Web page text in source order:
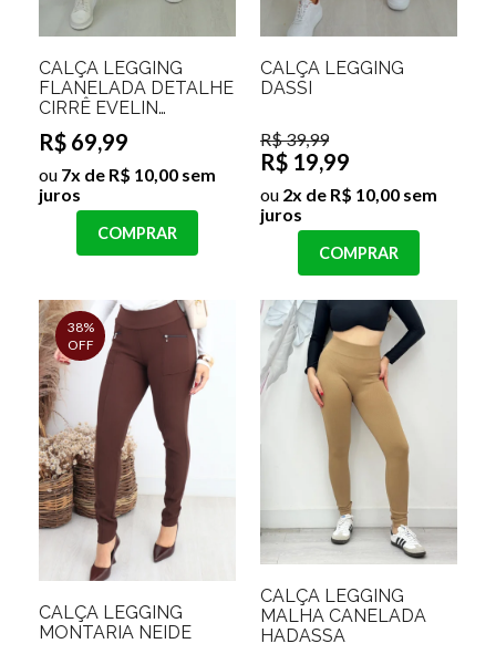
CALÇA LEGGING
FLANELADA DETALHE
CIRRÊ EVELIN
Tamanho:M;Cor:Preto
R$ 69,99
ou 7x de R$ 10,00 sem
juros
COMPRAR
CALÇA LEGGING
DASSI
R$ 39,99
R$ 19,99
ou 2x de R$ 10,00 sem
juros
COMPRAR
38%
OFF
CALÇA LEGGING
MONTARIA NEIDE
CALÇA LEGGING
MALHA CANELADA
HADASSA